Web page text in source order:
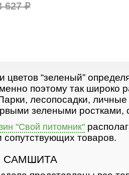
627 ₽
цветов “зеленый”
поэтому так широко
лесопосадки,
зелеными ростками,
"Свой питомник"
сопутствующих товаров.